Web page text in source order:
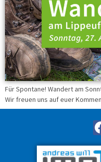
Für Spontane! Wandert am
Wir freuen uns auf euer